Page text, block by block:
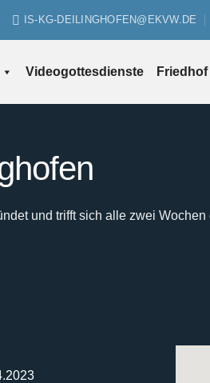
IS-KG-DEILINGHOFEN@EKVW.DE
Videogottesdienste Friedhof
und trifft sich alle zwei